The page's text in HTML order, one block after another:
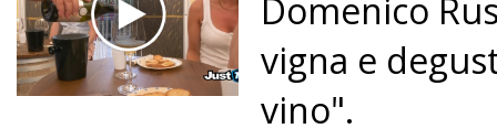
Domenico
vigna e
vino".